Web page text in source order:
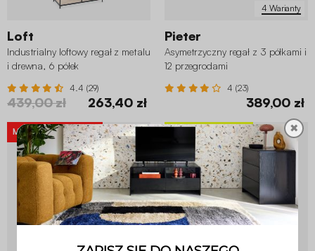
Loft
Industrialny loftowy regał z metalu
i drewna, 6 półek
4.4 (29)
439,00 zł 263,40 zł
4 Warianty
Pieter
Asymetrzyczny regał z 3 półkami i
12 przegrodami
4 (23)
389,00 zł
MEGA OFERTY -30% WYPRZEDAŻ-20% ✖